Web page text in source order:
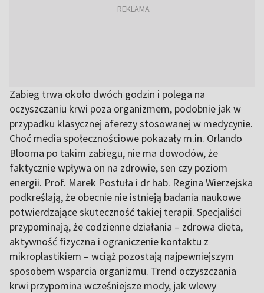
Zabieg trwa około dwóch godzin i polega na
oczyszczaniu krwi poza organizmem, podobnie jak w
przypadku klasycznej aferezy stosowanej w medycynie.
Choć media społecznościowe pokazały m.in. Orlando
Blooma po takim zabiegu, nie ma dowodów, że
faktycznie wpływa on na zdrowie, sen czy poziom
energii. Prof. Marek Postuła i dr hab. Regina Wierzejska
podkreślają, że obecnie nie istnieją badania naukowe
potwierdzające skuteczność takiej terapii. Specjaliści
przypominają, że codzienne działania – zdrowa dieta,
aktywność fizyczna i ograniczenie kontaktu z
mikroplastikiem – wciąż pozostają najpewniejszym
sposobem wsparcia organizmu. Trend oczyszczania
krwi przypomina wcześniejsze mody, jak wlewy